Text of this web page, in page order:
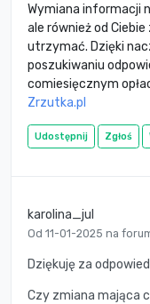
Wymiana informacji
ale również od Ciebie
utrzymać. Dzięki
poszukiwaniu
comiesięcznym
Zrzutka.pl
Udostępnij Zgłoś
karolina_jul
Od 11-01-2025 na
Dziękuję za
Czy zmiana mająca